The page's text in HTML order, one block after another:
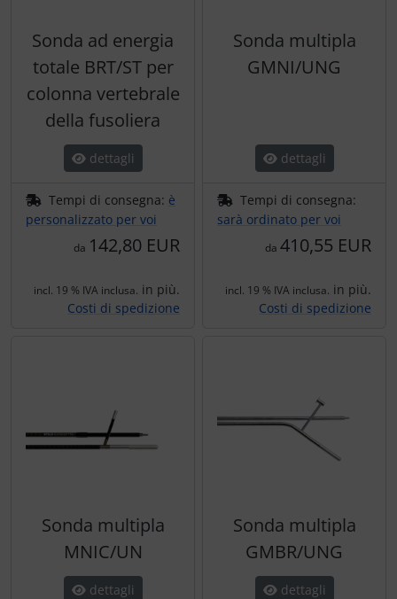
Sonda ad energia
totale BRT/ST per
colonna vertebrale
della fusoliera
dettagli
Tempi di consegna: è
personalizzato per voi
da 142,80 EUR
incl. 19 % IVA inclusa. in più.
Costi di spedizione
Sonda multipla
GMNI/UNG
dettagli
Tempi di consegna:
sarà ordinato per voi
da 410,55 EUR
incl. 19 % IVA inclusa. in più.
Costi di spedizione
Sonda multipla
MNIC/UN
dettagli
Sonda multipla
GMBR/UNG
dettagli